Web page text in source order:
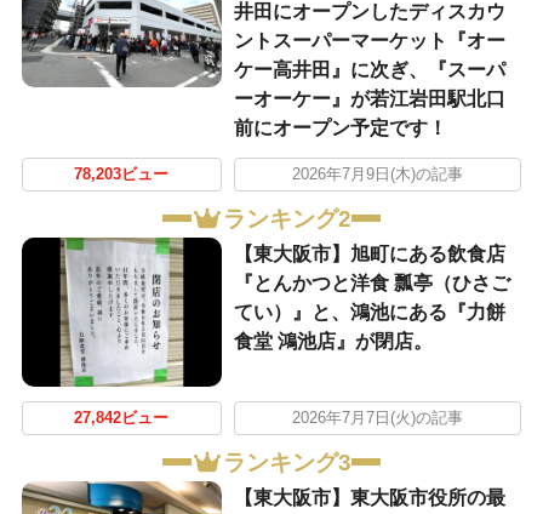
井田にオープンしたディスカウ
ントスーパーマーケット『オー
ケー高井田』に次ぎ、『スーパ
ーオーケー』が若江岩田駅北口
前にオープン予定です！
78,203ビュー 2026年7月9日(木)の記事
ランキング2
【東大阪市】旭町にある飲食店
『とんかつと洋食 瓢亭（ひさご
てい）』と、鴻池にある『力餅
食堂 鴻池店』が閉店。
27,842ビュー 2026年7月7日(火)の記事
ランキング3
【東大阪市】東大阪市役所の最